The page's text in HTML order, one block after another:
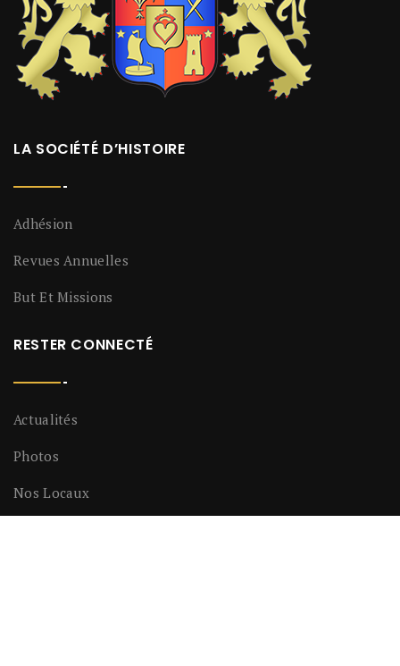
LA SOCIÉTÉ D’HISTOIRE
Adhésion
Revues Annuelles
But Et Missions
RESTER CONNECTÉ
Actualités
Photos
Nos Locaux